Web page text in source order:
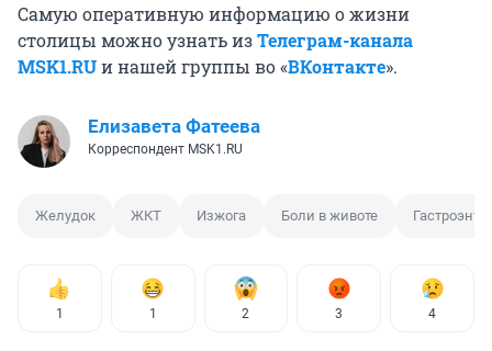
Самую оперативную информацию о жизни
столицы можно узнать изТелеграм-канала
MSK1.RUи нашей группы во «ВКонтакте».
Елизавета Фатеева
Корреспондент MSK1.RU
Желудок ЖКТ Изжога Боли в животе
1 1 2 3 4